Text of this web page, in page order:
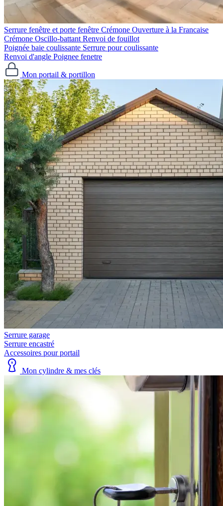
Serrure fenêtre et porte fenêtre
Crémone Ouverture à la Francaise
Crémone Oscillo-battant Renvoi de fouillot
Poignée baie coulissante Serrure pour coulissante
Renvoi d'angle Poignee fenetre
Mon portail & portillon
Serrure garage
Serrure encastré
Accessoires pour portail
Mon cylindre & mes clés